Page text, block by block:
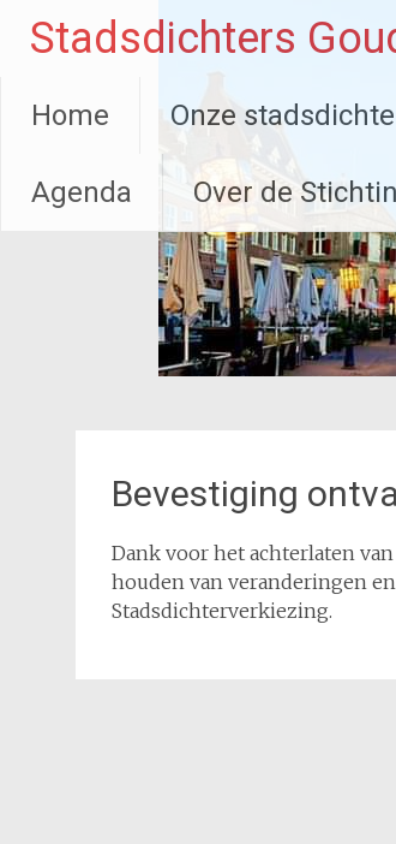
naar
inhoud
Stadsdichters
Home Onze
Agenda Over de
Bevestiging
Dank voor het achterlaten
houden van veranderingen
Stadsdichterverkiezing.